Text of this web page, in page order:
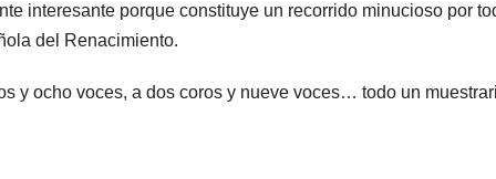
interesante porque constituye un recorrido minucioso por
del Renacimiento.
y ocho voces, a dos coros y nueve voces… todo un